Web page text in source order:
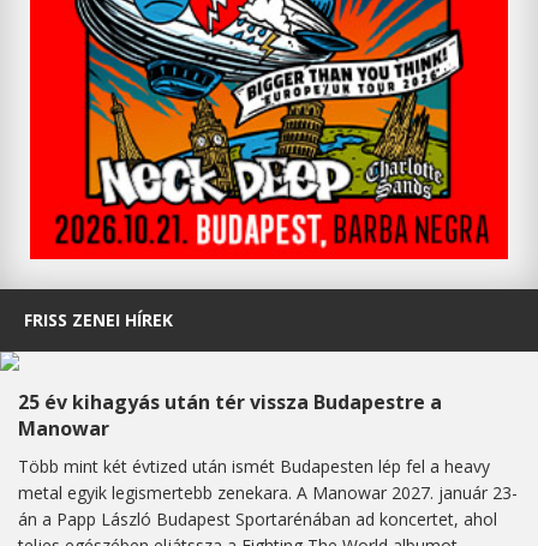
FRISS ZENEI HÍREK
25 év kihagyás után tér vissza Budapestre a
Manowar
Több mint két évtized után ismét Budapesten lép fel a heavy
metal egyik legismertebb zenekara. A Manowar 2027. január 23-
án a Papp László Budapest Sportarénában ad koncertet, ahol